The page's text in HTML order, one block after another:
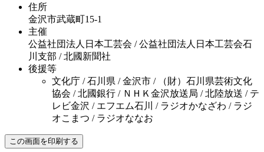
住所
金沢市武蔵町15-1
主催
公益社団法人日本工芸会 / 公益社団法人日本工芸会石
川支部 / 北國新聞社
後援等
文化庁 / 石川県 / 金沢市 / （財）石川県芸術文化
協会 / 北國銀行 / ＮＨＫ金沢放送局 / 北陸放送 / テ
レビ金沢 / エフエム石川 / ラジオかなざわ / ラジ
オこまつ / ラジオななお
この画面を印刷する